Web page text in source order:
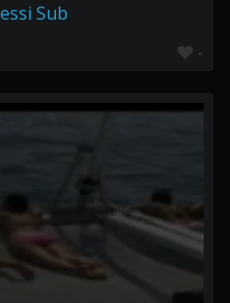
Sub
-